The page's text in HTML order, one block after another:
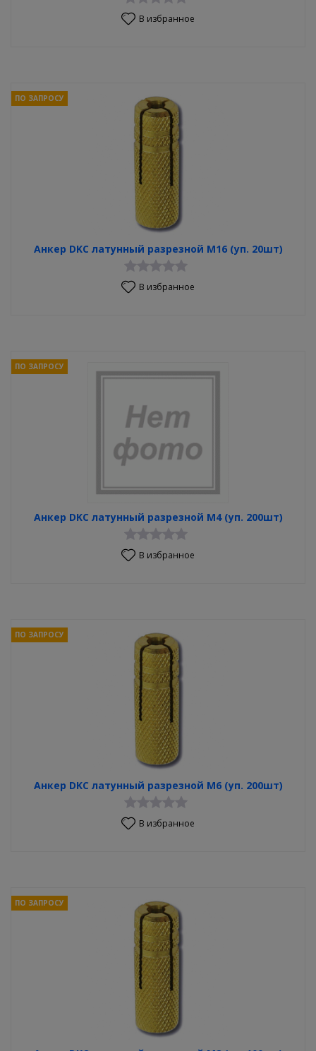
В избранное
Анкер DKC латунный разрезной М16 (уп. 20шт)
ПО ЗАПРОСУ
В избранное
Анкер DKC латунный разрезной М4 (уп. 200шт)
ПО ЗАПРОСУ
В избранное
Анкер DKC латунный разрезной М6 (уп. 200шт)
ПО ЗАПРОСУ
В избранное
ПО ЗАПРОСУ